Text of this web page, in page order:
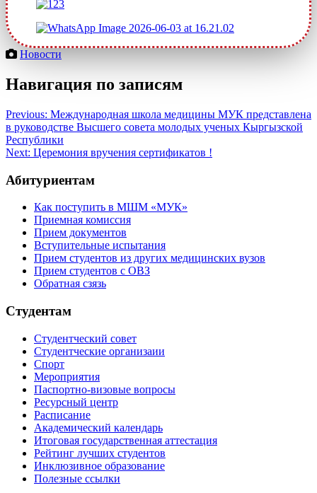
Новости
Навигация по записям
Previous: Международная школа медицины МУК представлена
в руководстве Высшего совета молодых ученых Кыргызской
Республики
Next: Церемония вручения сертификатов !
Абитуриентам
Как поступить в МШМ «МУК»
Приемная комиссия
Прием документов
Вступительные испытания
Прием студентов из других медицинских вузов
Прием студентов с ОВЗ
Обратная сзязь
Студентам
Студентческий совет
Студентческие организаии
Спорт
Мероприятия
Паспортно-визовые вопросы
Ресурсный центр
Расписание
Академический календарь
Итоговая государственная аттестация
Рейтинг лучших студентов
Инклюзивное образование
Полезные ссылки